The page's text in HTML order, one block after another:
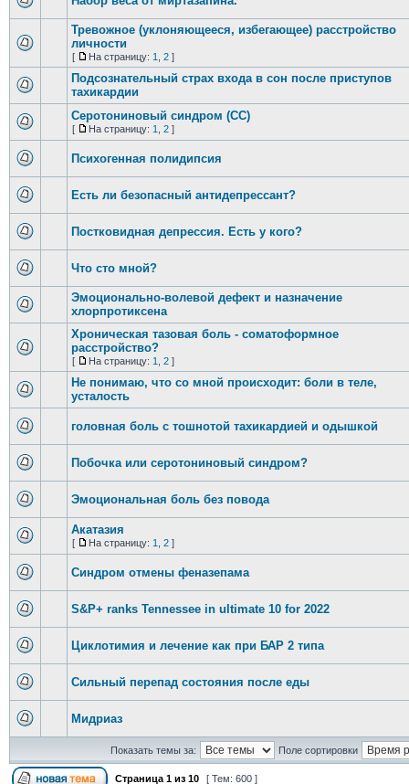
Тревожное (уклоняющееся, избегающее) расстройство
личности
[ На страницу: 1 2]
Подсознательный страх входа в сон после приступов
тахикардии
Серотониновый синдром (СС)
[ На страницу: 1 2]
Психогенная полидипсия
Есть ли безопасный антидепрессант?
Постковидная депрессия. Есть у кого?
Что сто мной?
Эмоционально-волевой дефект и назначение
хлорпротиксена
Хроническая тазовая боль - соматоформное
расстройство?
[ На страницу: 1 2]
Не понимаю, что со мной происходит: боли в теле,
усталость
головная боль с тошнотой тахикардией и одышкой
Побочка или серотониновый синдром?
Эмоциональная боль без повода
Акатазия
[ На страницу: 1 2]
Синдром отмены феназепама
S&P+ ranks Tennessee in ultimate 10 for 2022
Циклотимия и лечение как при БАР 2 типа
Сильный перепад состояния после еды
Мидриаз
Показать темы за: Поле сортировки
Страница 1из 10 [ Тем: 600 ]